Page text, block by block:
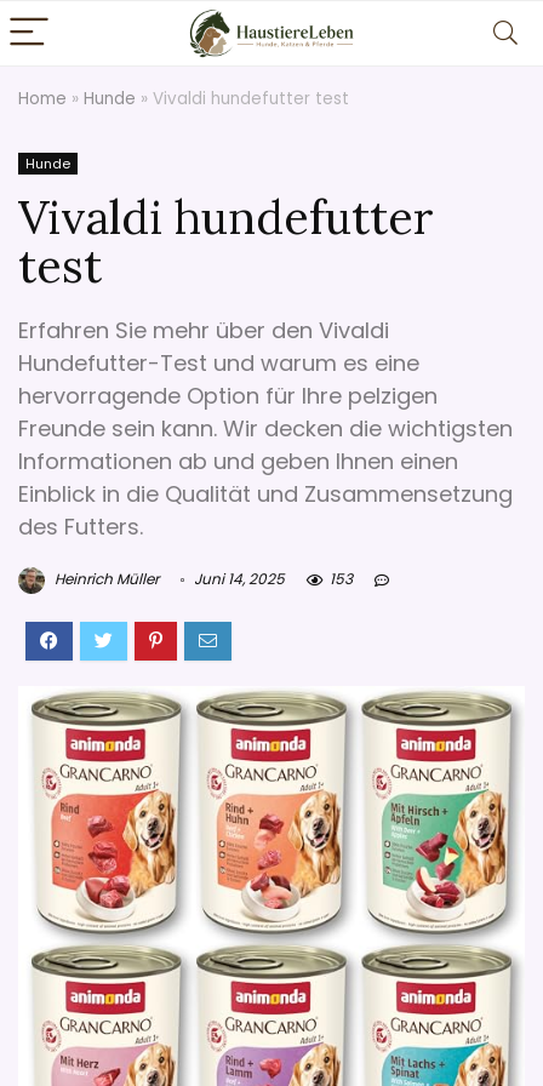
Home » Hunde » Vivaldi hundefutter test
Hunde
Vivaldi hundefutter
test
Erfahren Sie mehr über den Vivaldi
Hundefutter-Test und warum es eine
hervorragende Option für Ihre pelzigen
Freunde sein kann. Wir decken die wichtigsten
Informationen ab und geben Ihnen einen
Einblick in die Qualität und Zusammensetzung
des Futters.
Heinrich Müller Juni 14, 2025 153